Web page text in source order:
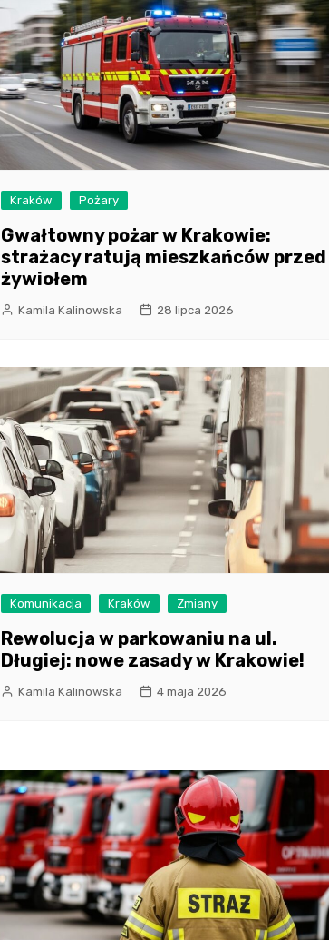
Kraków Pożary
Gwałtowny pożar w Krakowie:
strażacy ratują mieszkańców przed
żywiołem
Kamila Kalinowska 28 lipca 2026
Komunikacja Kraków Zmiany
Rewolucja w parkowaniu na ul.
Długiej: nowe zasady w Krakowie!
Kamila Kalinowska 4 maja 2026